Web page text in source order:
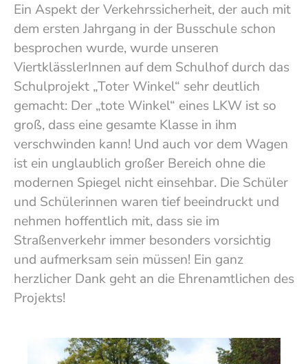
Ein Aspekt der Verkehrssicherheit, der auch mit
dem ersten Jahrgang in der Busschule schon
besprochen wurde, wurde unseren
ViertklässlerInnen auf dem Schulhof durch das
Schulprojekt „Toter Winkel“ sehr deutlich
gemacht: Der „tote Winkel“ eines LKW ist so
groß, dass eine gesamte Klasse in ihm
verschwinden kann! Und auch vor dem Wagen
ist ein unglaublich großer Bereich ohne die
modernen Spiegel nicht einsehbar. Die Schüler
und Schülerinnen waren tief beeindruckt und
nehmen hoffentlich mit, dass sie im
Straßenverkehr immer besonders vorsichtig
und aufmerksam sein müssen! Ein ganz
herzlicher Dank geht an die Ehrenamtlichen des
Projekts!
Show larger version